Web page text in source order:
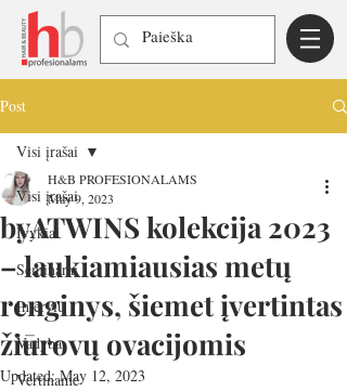
Post
Visi įrašai
Įvykiai
Seminarai
Interviu
Vadyba
Vertiname
Visi įrašai
byATWINS kolekcija 2023
– laukiamiausias metų
renginys, šiemet įvertintas
žiūrovų ovacijomis
H&B PROFESIONALAMS
May 9, 2023
Updated:May 12, 2023